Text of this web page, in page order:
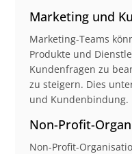
Marketing und
Marketing-Teams
Produkte und
Kundenfragen zu
zu steigern. Dies
und Kundenbindung.
Non-Profit-
Non-Profit-